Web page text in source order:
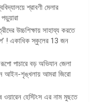
শ্রাবণী মেলার
উচ্চশিক্ষায় সাহায্য করতে
! একাধিক স্কুলের 13 জন
পাচারে বড় অভিযান জেলা
আইন-শৃঙ্খলায় আমরা জিরো
হেস্টিংস এর নাম মুছতে